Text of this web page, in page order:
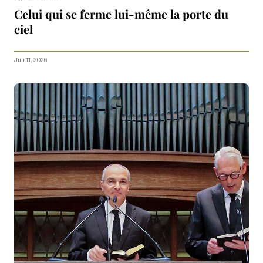
Celui qui se ferme lui-même la porte du
ciel
Juli 11, 2026